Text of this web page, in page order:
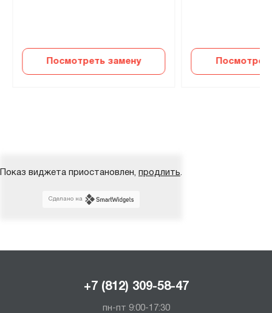
Посмотреть замену
Показ виджета приостановлен, продлить.
Сделано на
+7 (812) 309-58-47
пн-пт 9:00-17:30